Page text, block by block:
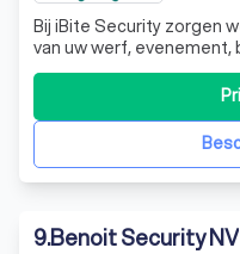
Bij iBite Security zorgen
van uw werf,
geavanceerde
bieden we
garanderen. Onze Diensten 🔒 Alarmbeveiliging Bescherm
uw eigendommen met
9.Benoit Security NV